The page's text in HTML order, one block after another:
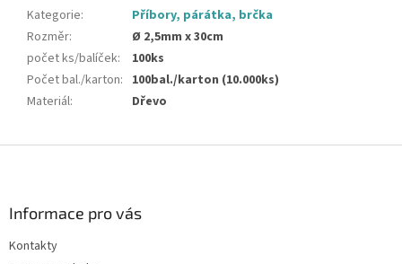
Kategorie:
Příbory, párátka, brčka
Rozměr:
Ø 2,5mm x 30cm
počet ks/balíček:
100ks
Počet bal./karton: 100bal./karton (10.000ks)
Materiál: Dřevo
Informace pro vás
Kontakty